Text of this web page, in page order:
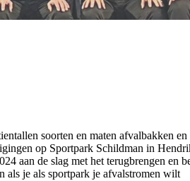
soorten en maten afvalbakken en
op Sportpark Schildman in
aan de slag met het terugbrengen en
je als sportpark je afvalstromen wilt